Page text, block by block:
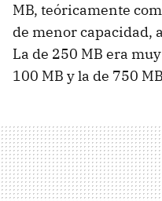
MB, teóricamente
de menor capacidad,
La de 250 MB era
100 MB y la de 750